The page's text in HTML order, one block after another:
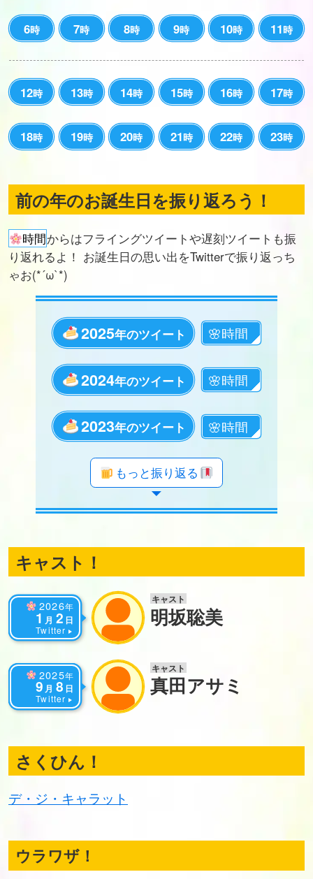
6時 7時 8時 9時 10時 11時
12時 13時 14時 15時 16時 17時
18時 19時 20時 21時 22時 23時
前の年のお誕生日を振り返ろう！
時間からはフライングツイートや遅刻ツイートも振
り返れるよ！ お誕生日の思い出をTwitterで振り返っち
ゃお(*´ω`*)
2025年のツイート
2024年のツイート
2023年のツイート
年のツイート
年のツイート
年のツイート
年のツイート
年のツイート
年のツイート
年のツイート
年のツイート
年のツイート
年のツイート
年のツイート
年のツイート
年のツイート
年のツイート
年のツイート
年のツイート
年のツイート
もっと振り返る
キャスト！
2026年
1 月 2 日
Twitter
キャスト
明坂聡美
2025年
9 月 8 日
Twitter
キャスト
真田アサミ
さくひん！
デ・ジ・キャラット
ウラワザ！